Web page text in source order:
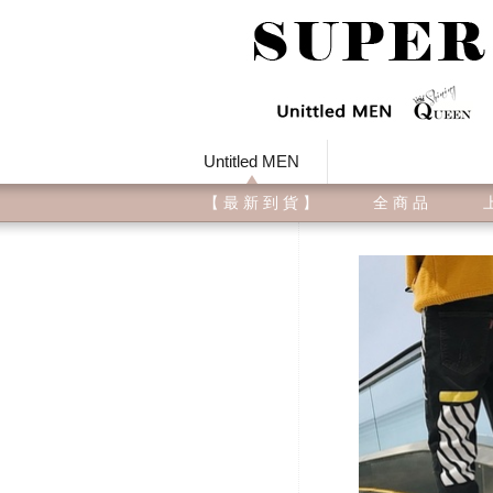
Untitled MEN
【 最 新 到 貨 】 全 商 品